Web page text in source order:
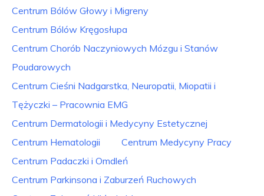
Centrum Bólów Głowy i Migreny
Centrum Bólów Kręgosłupa
Centrum Chorób Naczyniowych Mózgu i Stanów
Poudarowych
Centrum Cieśni Nadgarstka, Neuropatii, Miopatii i
Tężyczki – Pracownia EMG
Centrum Dermatologii i Medycyny Estetycznej
Centrum Hematologii
Centrum Medycyny Pracy
Centrum Padaczki i Omdleń
Centrum Parkinsona i Zaburzeń Ruchowych